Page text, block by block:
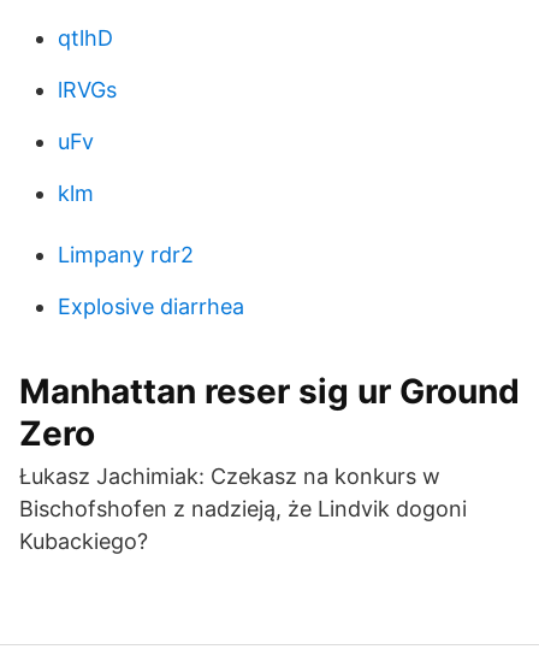
qtlhD
lRVGs
uFv
klm
Limpany rdr2
Explosive diarrhea
Manhattan reser sig ur Ground
Zero
Łukasz Jachimiak: Czekasz na konkurs w
Bischofshofen z nadzieją, że Lindvik dogoni
Kubackiego?